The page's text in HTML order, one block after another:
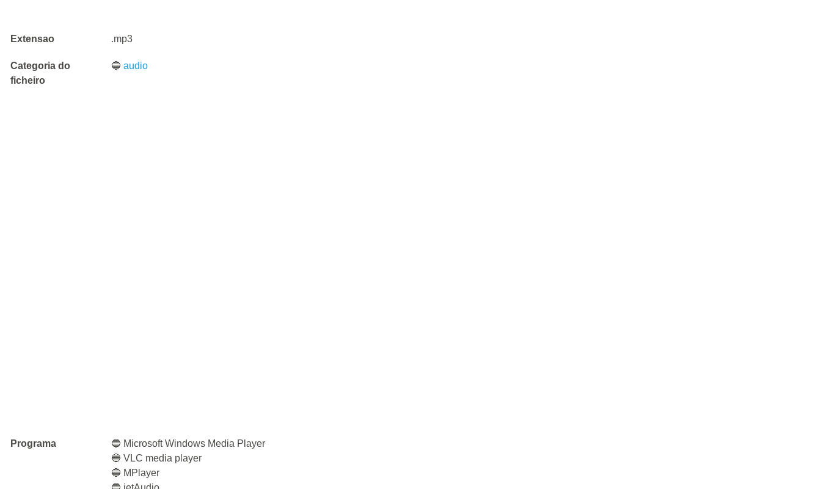
Extensao .mp3
Categoria do
ficheiro
🔵audio
Programa
🔵 Microsoft Windows Media Player
🔵 VLC media player
🔵 MPlayer